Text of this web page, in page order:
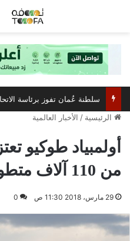
الرئيسية / الأخبار العالمية
أولمبياد طوكيو
من 110 آلاف متطوع
29 مارس، 2018 11:30 ص 0